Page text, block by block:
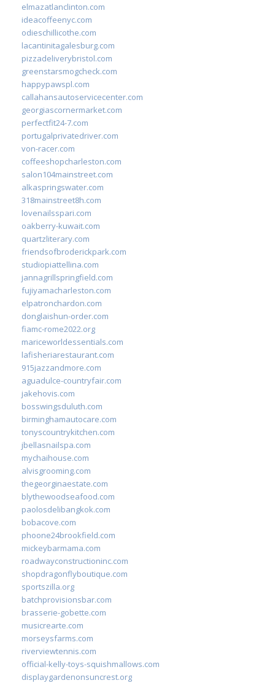
elmazatlanclinton.com
ideacoffeenyc.com
odieschillicothe.com
lacantinitagalesburg.com
pizzadeliverybristol.com
greenstarsmogcheck.com
happypawspl.com
callahansautoservicecenter.com
georgiascornermarket.com
perfectfit24-7.com
portugalprivatedriver.com
von-racer.com
coffeeshopcharleston.com
salon104mainstreet.com
alkaspringswater.com
318mainstreet8h.com
lovenailsspari.com
oakberry-kuwait.com
quartzliterary.com
friendsofbroderickpark.com
studiopiattellina.com
jannagrillspringfield.com
fujiyamacharleston.com
elpatronchardon.com
donglaishun-order.com
fiamc-rome2022.org
mariceworldessentials.com
lafisheriarestaurant.com
915jazzandmore.com
aguadulce-countryfair.com
jakehovis.com
bosswingsduluth.com
birminghamautocare.com
tonyscountrykitchen.com
jbellasnailspa.com
mychaihouse.com
alvisgrooming.com
thegeorginaestate.com
blythewoodseafood.com
paolosdelibangkok.com
bobacove.com
phoone24brookfield.com
mickeybarmama.com
roadwayconstructioninc.com
shopdragonflyboutique.com
sportszilla.org
batchprovisionsbar.com
brasserie-gobette.com
musicrearte.com
morseysfarms.com
riverviewtennis.com
official-kelly-toys-squishmallows.com
displaygardenonsuncrest.org